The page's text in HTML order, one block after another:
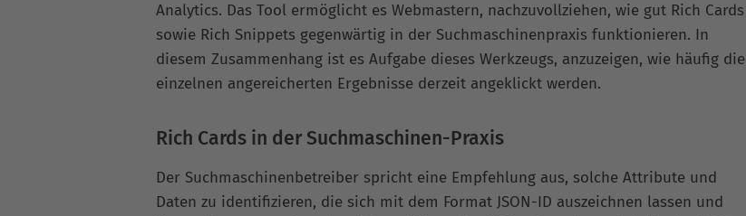
Analytics. Das Tool ermöglicht es Webmastern, nachzuvollziehen, wie gut Rich Cards
sowie Rich Snippets gegenwärtig in der Suchmaschinenpraxis funktionieren. In
diesem Zusammenhang ist es Aufgabe dieses Werkzeugs, anzuzeigen, wie häufig die
einzelnen angereicherten Ergebnisse derzeit angeklickt werden.
Rich Cards in der Suchmaschinen-Praxis
Der Suchmaschinenbetreiber spricht eine Empfehlung aus, solche Attribute und
Daten zu identifizieren, die sich mit dem Format JSON-ID auszeichnen lassen und